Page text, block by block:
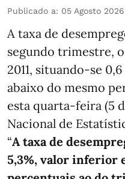
Publicado a: 05 Agosto 2026,
A taxa de
segundo trimestre,
2011, situando-se
abaixo do mesmo
esta quarta-feira (5
Nacional de
“A taxa de
5,3%, valor inferior